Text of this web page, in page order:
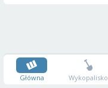
Główna Wykopalisko